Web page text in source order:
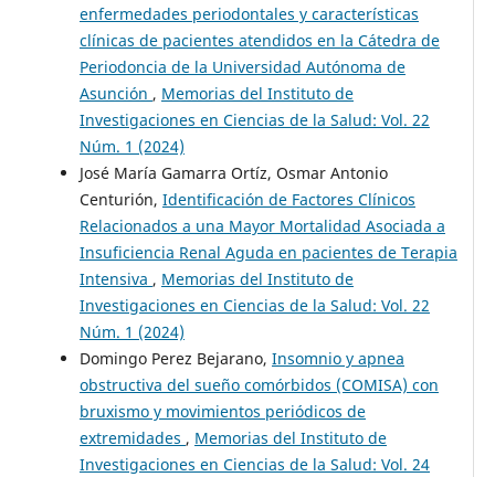
enfermedades periodontales y características
clínicas de pacientes atendidos en la Cátedra de
Periodoncia de la Universidad Autónoma de
Asunción , Memorias del Instituto de
Investigaciones en Ciencias de la Salud: Vol. 22
Núm. 1 (2024)
José María Gamarra Ortíz, Osmar Antonio
Centurión, Identificación de Factores Clínicos
Relacionados a una Mayor Mortalidad Asociada a
Insuficiencia Renal Aguda en pacientes de Terapia
Intensiva , Memorias del Instituto de
Investigaciones en Ciencias de la Salud: Vol. 22
Núm. 1 (2024)
Domingo Perez Bejarano, Insomnio y apnea
obstructiva del sueño comórbidos (COMISA) con
bruxismo y movimientos periódicos de
extremidades , Memorias del Instituto de
Investigaciones en Ciencias de la Salud: Vol. 24